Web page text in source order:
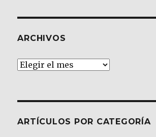
ARCHIVOS
Archivos
ARTÍCULOS POR CATEGORÍA